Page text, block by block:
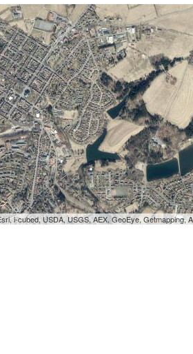
i-cubed, USDA, USGS, AEX, GeoEye, Getmapping,